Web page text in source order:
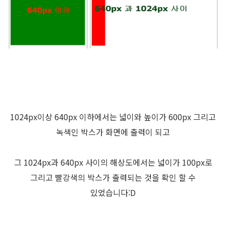
1024px이상 640px 이하에서는 넓이와 높이가 600px 그리고
녹색인 박스가 화면에 출력이 되고
그 1024px과 640px 사이의 해상도에서는 넓이가 100px로
그리고 빨강색의 박스가 출력되는 것을 확인 할 수
있었습니다:D